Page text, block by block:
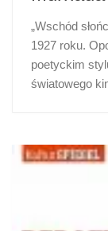
„Wschód
1927 roku.
poetyckim
światowego